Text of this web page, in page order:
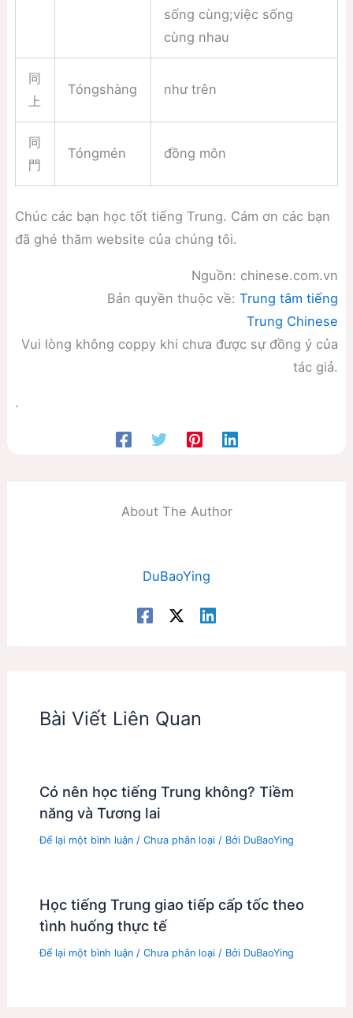
sống cùng;việc sống
cùng nhau
同
上
Tóngshàng như trên
同
門
Tóngmén đồng môn
Chúc các bạn học tốt tiếng Trung. Cám ơn các bạn
đã ghé thăm website của chúng tôi.
Nguồn: chinese.com.vn
Bản quyền thuộc về:Trung tâm tiếng
Trung Chinese
Vui lòng không coppy khi chưa được sự đồng ý của
tác giả.
.
About The Author
DuBaoYing
Bài Viết Liên Quan
Có nên học tiếng Trung không? Tiềm
năng và Tương lai
Để lại một bình luận / Chưa phân loại/ Bởi DuBaoYing
Học tiếng Trung giao tiếp cấp tốc theo
tình huống thực tế
Để lại một bình luận / Chưa phân loại/ Bởi DuBaoYing